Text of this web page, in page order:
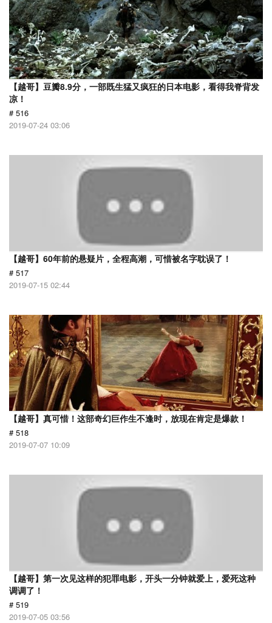
【越哥】豆瓣8.9分，一部既生猛又疯狂的日本电影，看得我脊背发
凉！
# 516
2019-07-24 03:06
【越哥】60年前的悬疑片，全程高潮，可惜被名字耽误了！
# 517
2019-07-15 02:44
【越哥】真可惜！这部奇幻巨作生不逢时，放现在肯定是爆款！
# 518
2019-07-07 10:09
【越哥】第一次见这样的犯罪电影，开头一分钟就爱上，爱死这种
调调了！
# 519
2019-07-05 03:56